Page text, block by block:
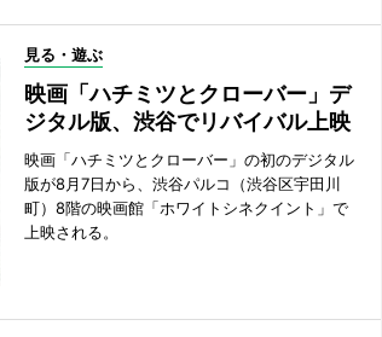
見る・遊ぶ
映画「ハチミツとクローバー」デ
ジタル版、渋谷でリバイバル上映
映画「ハチミツとクローバー」の初のデジタル
版が8月7日から、渋谷パルコ（渋谷区宇田川
町）8階の映画館「ホワイトシネクイント」で
上映される。